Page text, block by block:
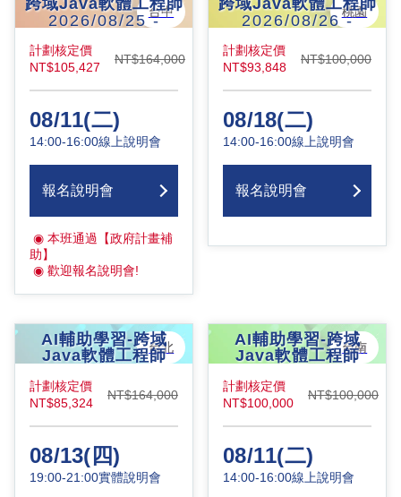
台中
跨域Java軟體工程師
2026/08/25-
2027/01/19
計劃核定價
NT$105,427
NT$164,000
08/11(二)
14:00-16:00線上說明會
報名說明會
◉ 本班通過【政府計畫補
助】
◉ 歡迎報名說明會!
桃園
跨域Java軟體工程師
2026/08/26-
2027/01/15
計劃核定價
NT$93,848
NT$100,000
08/18(二)
14:00-16:00線上說明會
報名說明會
台北
AI輔助學習-跨域
Java軟體工程師
2027/01/15
計劃核定價
NT$85,324
NT$164,000
08/13(四)
19:00-21:00實體說明會
台南
AI輔助學習-跨域
Java軟體工程師
2027/01/21
計劃核定價
NT$100,000
NT$100,000
08/11(二)
14:00-16:00線上說明會